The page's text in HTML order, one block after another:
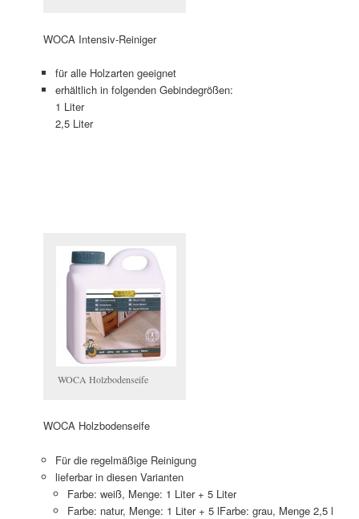
WOCA Intensiv-Reiniger
für alle Holzarten geeignet
erhältlich in folgenden Gebindegrößen:
1 Liter
2,5 Liter
WOCA Holzbodenseife
WOCA Holzbodenseife
Für die regelmäßige Reinigung
lieferbar in diesen Varianten
Farbe: weiß, Menge: 1 Liter + 5 Liter
Farbe: natur, Menge: 1 Liter + 5 lFarbe: grau, Menge 2,5 l